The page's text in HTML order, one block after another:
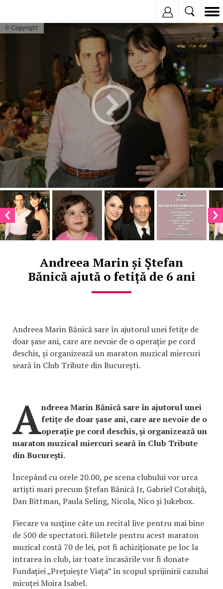
© Copyright:
Andreea Marin și Ștefan
Bănică ajută o fetiță de 6 ani
Andreea Marin Bănică sare în ajutorul unei fetițe de
doar șase ani, care are nevoie de o operație pe cord
deschis, și organizează un maraton muzical miercuri
seară în Club Tribute din București.
Andreea Marin Bănică sare în ajutorul unei
fetițe de doar șase ani, care are nevoie de o
operație pe cord deschis, și organizează un
maraton muzical miercuri seară în Club Tribute
din București.
Începând cu orele 20.00, pe scena clubului vor urca
artiști mari precum Ștefan Bănică Jr, Gabriel Cotabiță,
Dan Bittman, Paula Seling, Nicola, Nico și Jukebox.
Fiecare va susține câte un recital live pentru mai bine
de 500 de spectatori. Biletele pentru acest maraton
muzical costă 70 de lei, pot fi achiziționate pe loc la
intrarea în club, iar toate încasările vor fi donate
Fundației „Prețuiește Viața” în scopul sprijinirii cazului
micuței Moira Isabel.